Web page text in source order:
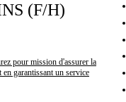
(F/H)
pour mission d'assurer la
garantissant un service